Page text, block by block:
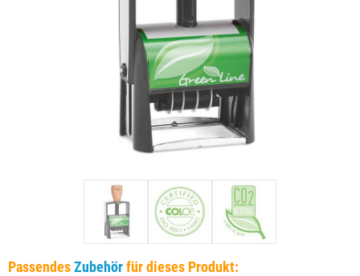
PassendesZubehörfür dieses Produkt: